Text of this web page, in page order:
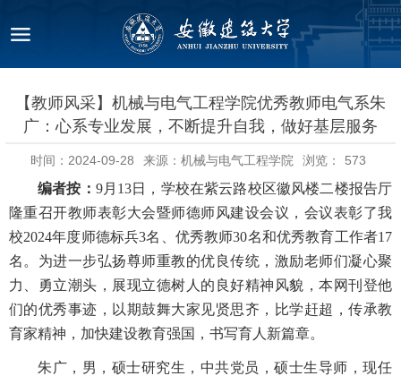
【教师风采】机械与电气工程学院优秀教师电气系朱
广：心系专业发展，不断提升自我，做好基层服务
时间：2024-09-28 来源：机械与电气工程学院 浏览： 573
编者按： 9月13日，学校在紫云路校区徽风楼二楼报告厅
隆重召开教师表彰大会暨师德师风建设会议，会议表彰了我
校2024年度师德标兵3名、优秀教师30名和优秀教育工作者17
名。为进一步弘扬尊师重教的优良传统，激励老师们凝心聚
力、勇立潮头，展现立德树人的良好精神风貌，本网刊登他
们的优秀事迹，以期鼓舞大家见贤思齐，比学赶超，传承教
育家精神，加快建设教育强国，书写育人新篇章。
朱广，男，硕士研究生，中共党员，硕士生导师，现任